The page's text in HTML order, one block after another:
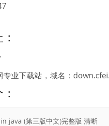
专业下载站，域名：
java (第三版中文)完整版 清晰